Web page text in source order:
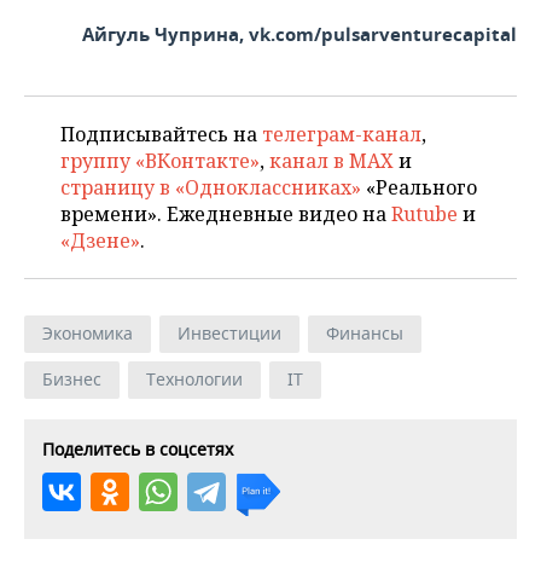
Айгуль Чуприна, vk.com/pulsarventurecapital
Подписывайтесь на телеграм-канал,
группу «ВКонтакте»,канал в MAXи
страницу в «Одноклассниках» «Реального
времени». Ежедневные видео наRutube и
«Дзене».
Экономика Инвестиции
Финансы
Бизнес
Технологии IT
Поделитесь в соцсетях